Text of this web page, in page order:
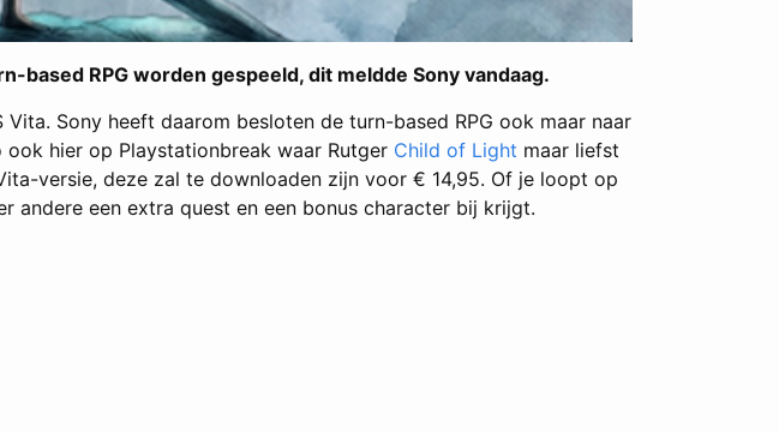
based RPG worden gespeeld, dit meldde Sony vandaag.
Sony heeft daarom besloten de turn-based RPG ook maar naar
hier op Playstationbreak waar Rutger Child of Light maar liefst
versie, deze zal te downloaden zijn voor € 14,95. Of je loopt op
andere een extra quest en een bonus character bij krijgt.